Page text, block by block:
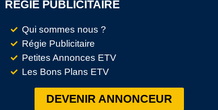
REGIE PUBLICITAIRE
Qui sommes nous ?
Régie Publicitaire
Petites Annonces ETV
Les Bons Plans ETV
DEVENIR ANNONCEUR